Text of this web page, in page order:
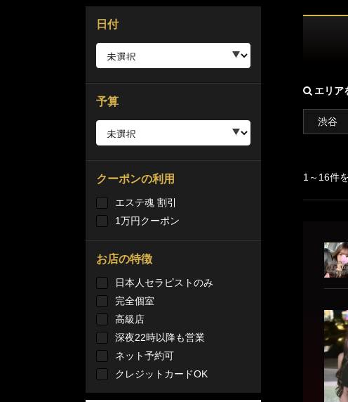
エリア
渋谷
1～16件
スト
日付
予算
クーポンの利用
エステ魂 割引
1万円クーポン
お店の特徴
日本人セラピストのみ
完全個室
高級店
深夜22時以降も営業
ネット予約可
クレジットカードOK